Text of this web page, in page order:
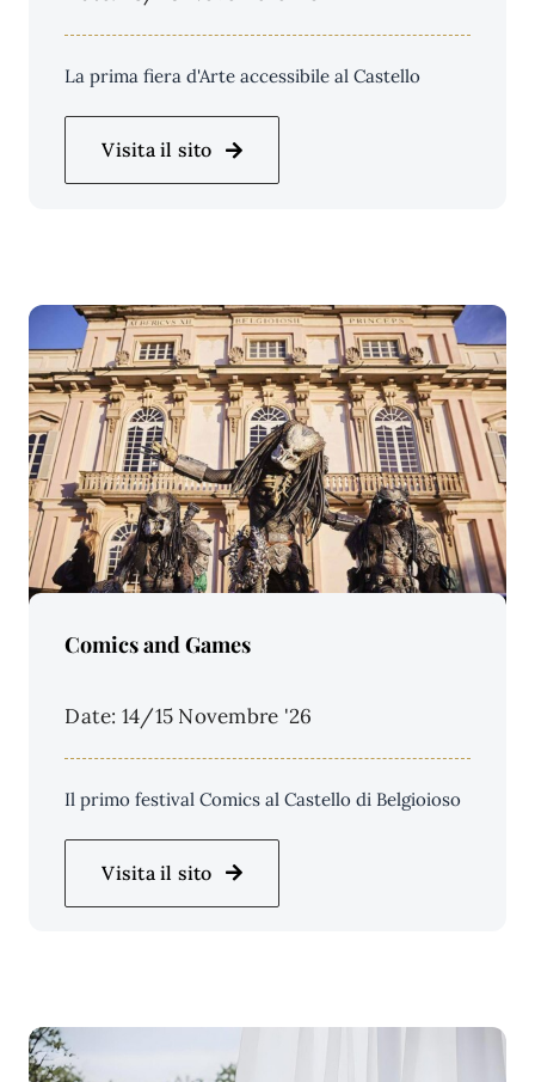
La prima fiera d'Arte accessibile al Castello
Visita il sito
Comics and Games
Date: 14/15 Novembre '26
Il primo festival Comics al Castello di Belgioioso
Visita il sito